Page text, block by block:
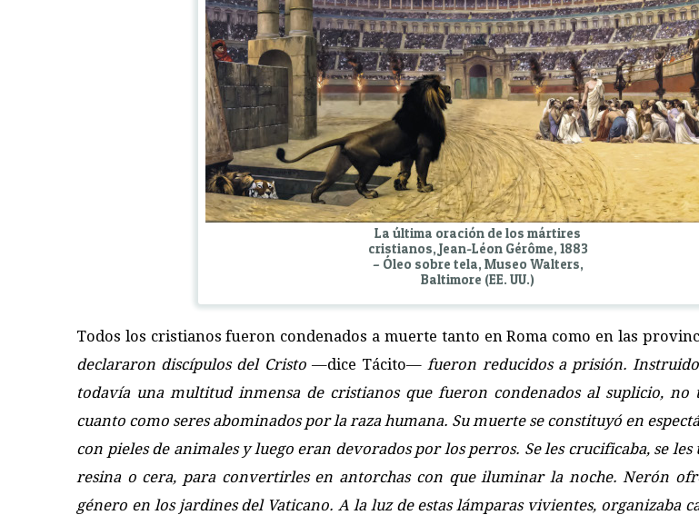
La última oración de los mártires
cristianos, Jean-Léon Gérôme, 1883
– Óleo sobre tela, Museo Walters,
Baltimore (EE. UU.)
Todos los cristianos fueron condenados a muerte tanto en Roma como en las
declararon discípulos del Cristo—dice Tácito—fueron reducidos a prisión.
todavía una multitud inmensa de cristianos que fueron condenados al suplicio, no
cuanto como seres abominados por la raza humana. Su muerte se constituyó en
con pieles de animales y luego eran devorados por los perros. Se les crucificaba, se
resina o cera, para convertirles en antorchas con que iluminar la noche. Nerón
género en los jardines del Vaticano. A la luz de estas lámparas vivientes, organizaba